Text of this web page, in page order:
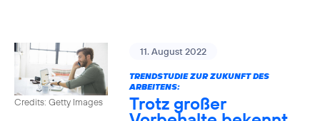
Credits: Getty Images
11. August 2022
TRENDSTUDIE ZUR ZUKUNFT DES
ARBEITENS:
Trotz großer